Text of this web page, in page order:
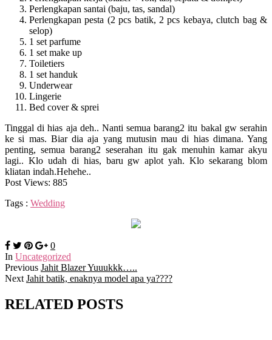
Perlengkapan santai (baju, tas, sandal)
Perlengkapan pesta (2 pcs batik, 2 pcs kebaya, clutch bag &
selop)
1 set parfume
1 set make up
Toiletiers
1 set handuk
Underwear
Lingerie
Bed cover & sprei
Tinggal di hias aja deh.. Nanti semua barang2 itu bakal gw serahin
ke si mas. Biar dia aja yang mutusin mau di hias dimana. Yang
penting, semua barang2 seserahan itu gak menuhin kamar akyu
lagi.. Klo udah di hias, baru gw aplot yah. Klo sekarang blom
kliatan indah.Hehehe..
Post Views: 885
Tags : Wedding
0
In Uncategorized
Previous Jahit Blazer Yuuukkk…..
Next Jahit batik, enaknya model apa ya????
RELATED POSTS